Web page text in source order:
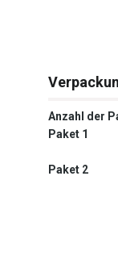
Anzahl der
Paket 1
Paket 2